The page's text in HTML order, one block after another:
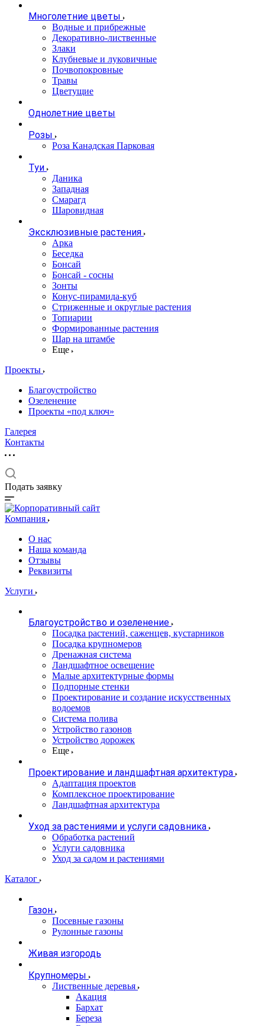
Многолетние цветы
Водные и прибрежные
Декоративно-лиственные
Злаки
Клубневые и луковичные
Почвопокровные
Травы
Цветущие
Однолетние цветы
Розы
Роза Канадская Парковая
Туи
Даника
Западная
Смарагд
Шаровидная
Эксклюзивные растения
Арка
Беседка
Бонсай
Бонсай - сосны
Зонты
Конус-пирамида-куб
Стриженные и округлые растения
Топиарии
Формированные растения
Шар на штамбе
Еще
Проекты
Благоустройство
Озеленение
Проекты «под ключ»
Галерея
Контакты
Подать заявку
Компания
О нас
Наша команда
Отзывы
Реквизиты
Услуги
Благоустройство и озеленение
Посадка растений, саженцев, кустарников
Посадка крупномеров
Дренажная система
Ландшафтное освещение
Малые архитектурные формы
Подпорные стенки
Проектирование и создание искусственных
водоемов
Система полива
Устройство газонов
Устройство дорожек
Еще
Проектирование и ландшафтная архитектура
Адаптация проектов
Комплексное проектирование
Ландшафтная архитектура
Уход за растениями и услуги садовника
Обработка растений
Услуги садовника
Уход за садом и растениями
Каталог
Газон
Посевные газоны
Рулонные газоны
Живая изгородь
Крупномеры
Лиственные деревья
Акация
Бархат
Береза